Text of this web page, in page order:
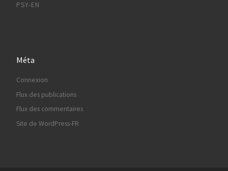
PSY-EN
Méta
Connexion
Flux des publications
Flux des commentaires
Site de WordPress-FR